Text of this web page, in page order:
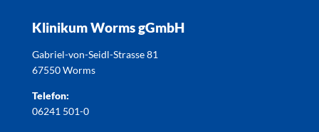
Klinikum Worms gGmbH
Gabriel-von-Seidl-Strasse 81
67550 Worms
Telefon:
06241 501-0